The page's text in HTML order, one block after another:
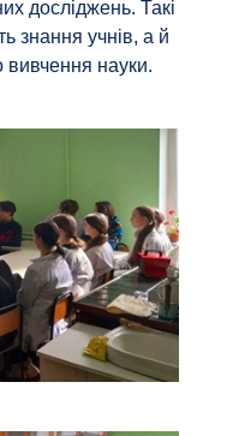
досліджень. Такі
знання учнів, а й
вивчення науки.